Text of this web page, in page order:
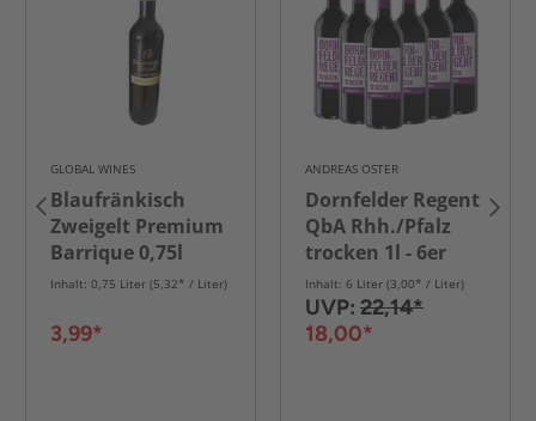
GLOBAL WINES
Blaufränkisch
Zweigelt Premium
Barrique 0,75l
Inhalt: 0,75 Liter (5,32* / Liter)
3,99*
ANDREAS OSTER
Dornfelder Regent
QbA Rhh./Pfalz
trocken 1l - 6er
Karton
Inhalt: 6 Liter (3,00* / Liter)
UVP: 22,14*
18,00*